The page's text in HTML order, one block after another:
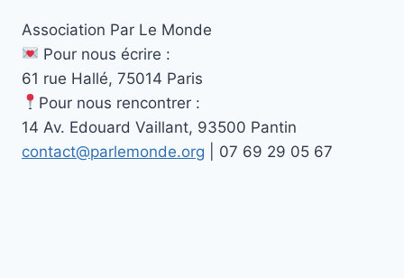
Association Par Le Monde
Pour nous écrire :
61 rue Hallé, 75014 Paris
Pour nous rencontrer :
14 Av. Edouard Vaillant, 93500 Pantin
contact@parlemonde.org | 07 69 29 05 67